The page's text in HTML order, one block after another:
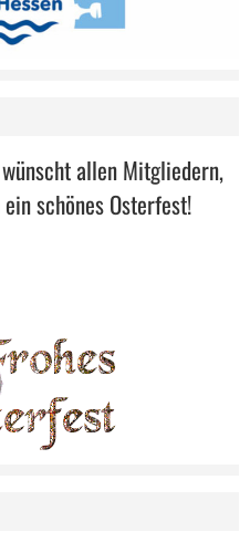
allen Mitgliedern,
schönes Osterfest!